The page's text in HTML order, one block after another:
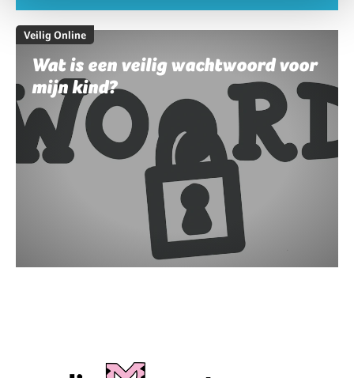
Veilig Online
Wat is een veilig wachtwoord voor
mijn kind?